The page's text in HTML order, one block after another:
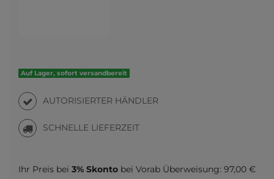
Auf Lager, sofort versandbereit
AUTORISIERTER HÄNDLER
SCHNELLE LIEFERZEIT
Ihr Preis bei 3% Skonto bei Vorab Überweisung: 97,00 €